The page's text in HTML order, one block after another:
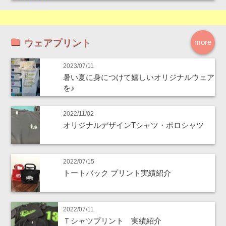
more
ウェアプリント
2023/07/11
暑い夏に身につけて嬉しいオリジナルウェア
を♪
2022/11/02
オリジナルデザインTシャツ・ポロシャツ
2022/07/15
トートバック プリント実績紹介
2022/07/11
Ｔシャツプリント 実績紹介